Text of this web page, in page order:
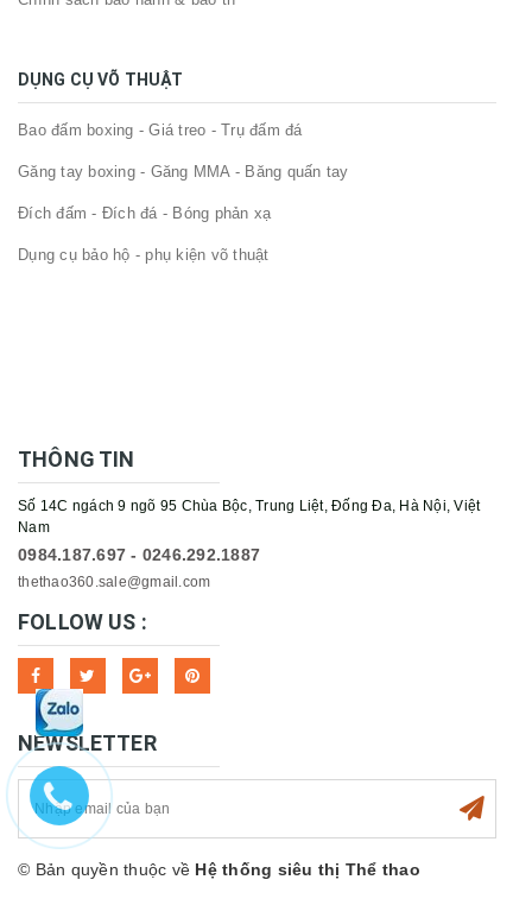
DỤNG CỤ VÕ THUẬT
Bao đấm boxing - Giá treo - Trụ đấm đá
Găng tay boxing - Găng MMA - Băng quấn tay
Đích đấm - Đích đá - Bóng phản xạ
Dụng cụ bảo hộ - phụ kiện võ thuật
THÔNG TIN
Số 14C ngách 9 ngõ 95 Chùa Bộc, Trung Liệt, Đống Đa, Hà Nội, Việt
Nam
0984.187.697 - 0246.292.1887
thethao360.sale@gmail.com
FOLLOW US :
NEWSLETTER
© Bản quyền thuộc về Hệ thống siêu thị Thể thao